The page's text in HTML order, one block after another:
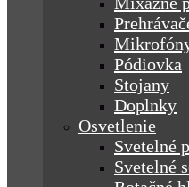
Pódiovka
Stojany
Doplnky
Osvetlenie
Svetelné
Svetelné